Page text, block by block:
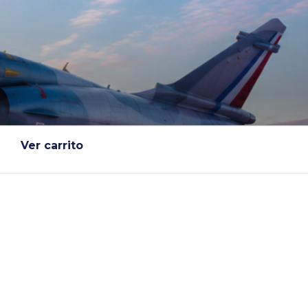
Ver carrito